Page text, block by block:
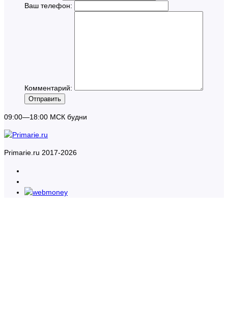
Ваш телефон:
Комментарий:
Отправить
09:00—18:00 МСК будни
Primarie.ru 2017-2026